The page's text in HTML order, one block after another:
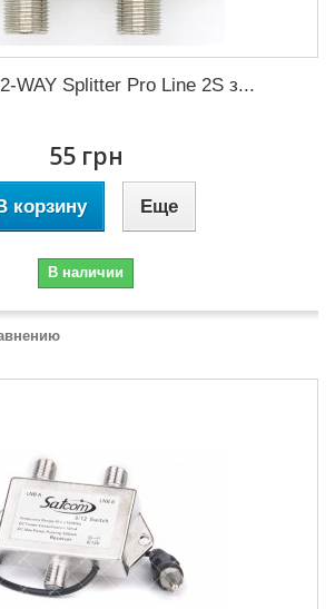
WAY Splitter Pro Line 2S з...
55 грн
корзину Еще
В наличии